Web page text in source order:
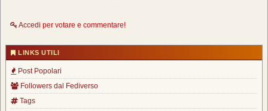
Accedi per votare e commentare!
LINKS UTILI
Post Popolari
Followers dal Fediverso
Tags